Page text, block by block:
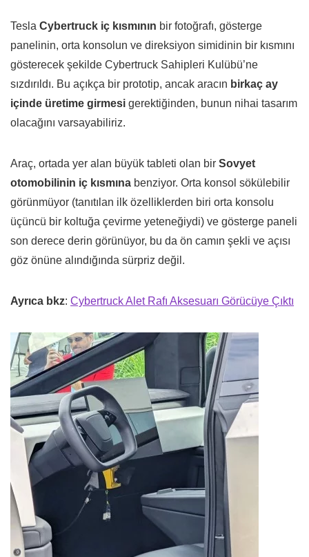
Tesla Cybertruck iç kısmının bir fotoğrafı, gösterge
panelinin, orta konsolun ve direksiyon simidinin bir kısmını
gösterecek şekilde Cybertruck Sahipleri Kulübü’ne
sızdırıldı. Bu açıkça bir prototip, ancak aracın birkaç ay
içinde üretime girmesi gerektiğinden, bunun nihai tasarım
olacağını varsayabiliriz.
Araç, ortada yer alan büyük tableti olan bir Sovyet
otomobilinin iç kısmına benziyor. Orta konsol sökülebilir
görünmüyor (tanıtılan ilk özelliklerden biri orta konsolu
üçüncü bir koltuğa çevirme yeteneğiydi) ve gösterge paneli
son derece derin görünüyor, bu da ön camın şekli ve açısı
göz önüne alındığında sürpriz değil.
Ayrıca bkz: Cybertruck Alet Rafı Aksesuarı Görücüye Çıktı